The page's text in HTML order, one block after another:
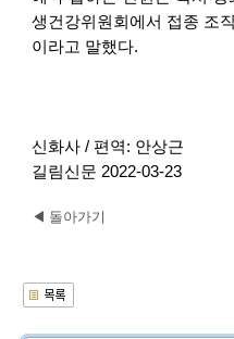
생건강위원회에서 접종 조
이라고 말했다.
신화사 / 편역: 안상근
길림신문 2022-03-23
◀ 돌아가기